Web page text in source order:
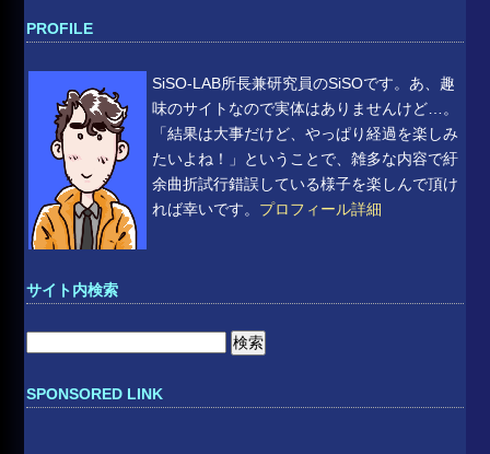
PROFILE
SiSO-LAB所長兼研究員のSiSOです。あ、趣
味のサイトなので実体はありませんけど…。
「結果は大事だけど、やっぱり経過を楽しみ
たいよね！」ということで、雑多な内容で紆
余曲折試行錯誤している様子を楽しんで頂け
れば幸いです。 プロフィール詳細
サイト内検索
SPONSORED LINK